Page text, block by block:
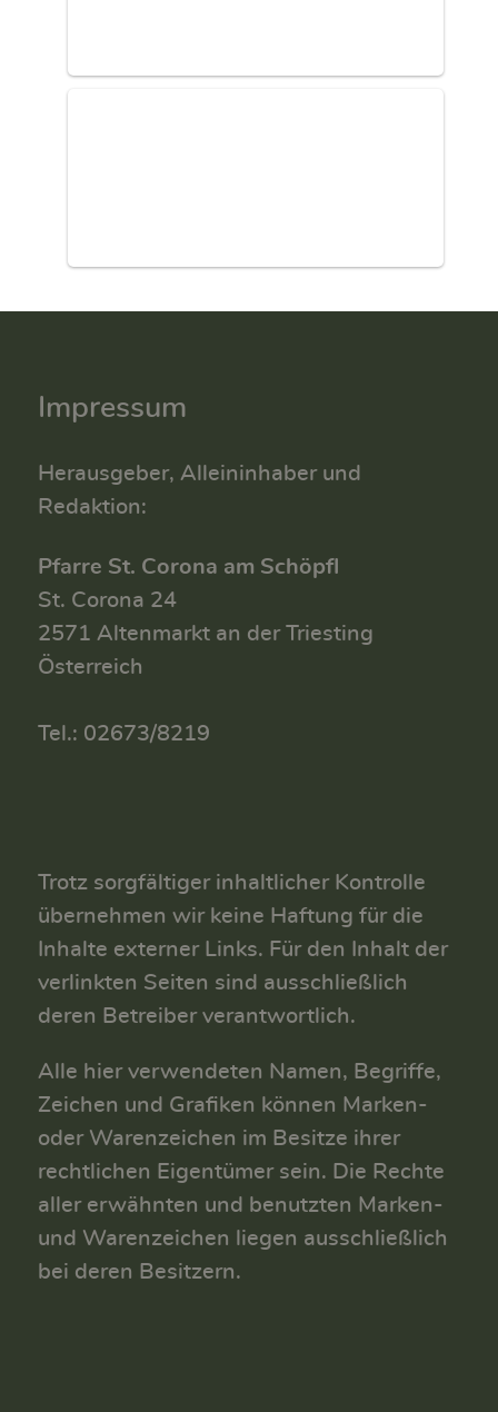
Impressum
Herausgeber, Alleininhaber und
Redaktion:
Pfarre St. Corona am Schöpfl
St. Corona 24
2571 Altenmarkt an der Triesting
Österreich
Tel.: 02673/8219
Trotz sorgfältiger inhaltlicher Kontrolle
übernehmen wir keine Haftung für die
Inhalte externer Links. Für den Inhalt der
verlinkten Seiten sind ausschließlich
deren Betreiber verantwortlich.
Alle hier verwendeten Namen, Begriffe,
Zeichen und Grafiken können Marken-
oder Warenzeichen im Besitze ihrer
rechtlichen Eigentümer sein. Die Rechte
aller erwähnten und benutzten Marken-
und Warenzeichen liegen ausschließlich
bei deren Besitzern.